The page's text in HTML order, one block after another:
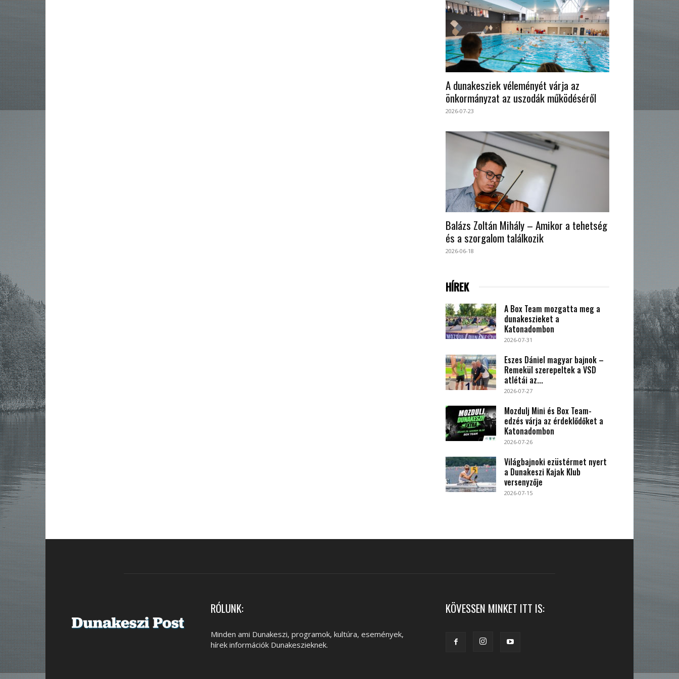
A dunakesziek véleményét várja az
önkormányzat az uszodák működéséről
2026-07-23
Balázs Zoltán Mihály – Amikor a tehetség
és a szorgalom találkozik
2026-06-18
HÍREK
A Box Team mozgatta meg a
dunakeszieket a
Katonadombon
2026-07-31
Eszes Dániel magyar bajnok –
Remekül szerepeltek a VSD
atlétái az...
2026-07-27
Mozdulj Mini és Box Team-
edzés várja az érdeklődőket a
Katonadombon
2026-07-26
Világbajnoki ezüstérmet nyert
a Dunakeszi Kajak Klub
versenyzője
2026-07-15
RÓLUNK:
Minden ami Dunakeszi, programok, kultúra, események,
hírek információk Dunakeszieknek.
KÖVESSEN MINKET ITT IS: